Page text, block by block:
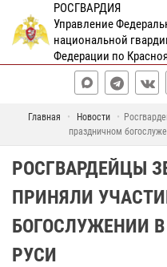
РОСГВАРДИЯ
Управление
национальной
Федерации по
Главная Новости
праздничном
РОСГВАРДЕЙЦЫ
ПРИНЯЛИ
БОГОСЛУЖЕНИИ
РУСИ